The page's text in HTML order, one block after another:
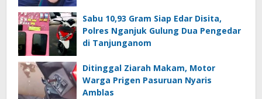
Sabu 10,93 Gram Siap Edar Disita,
Polres Nganjuk Gulung Dua Pengedar
di Tanjunganom
Ditinggal Ziarah Makam, Motor
Warga Prigen Pasuruan Nyaris
Amblas